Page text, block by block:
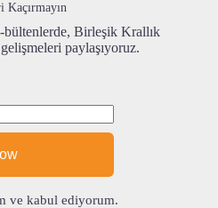
Kaçırmayın
bültenlerde, Birleşik Krallık
paylaşıyoruz.
ve kabul ediyorum.